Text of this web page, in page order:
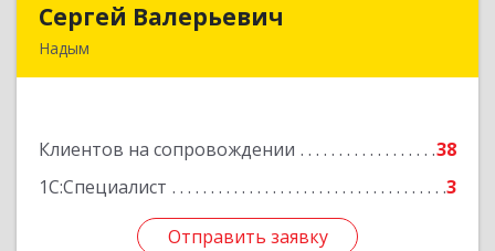
Сергей Валерьевич
Надым
Клиентов на сопровождении
38
1С:Специалист
3
Отправить заявку
Сергей Валерьевич
Подробнее
Отправить заявку